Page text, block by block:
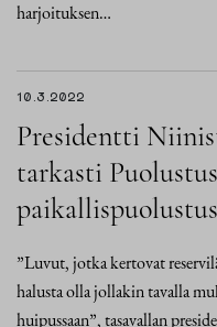
harjoituksen…
10.3.2022
Presidentti
tarkasti
”Luvut, jotka kertovat
halusta olla jollakin tavalla
huipussaan”, tasavallan